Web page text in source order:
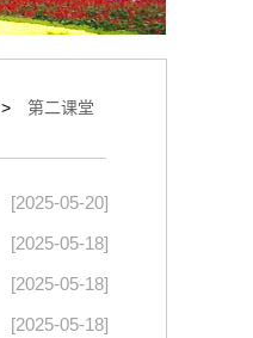
> 第二课堂
[2025-05-20]
[2025-05-18]
[2025-05-18]
[2025-05-18]